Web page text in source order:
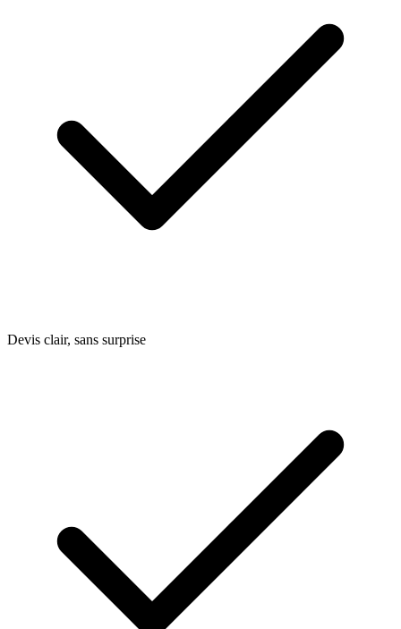
Devis clair, sans surprise